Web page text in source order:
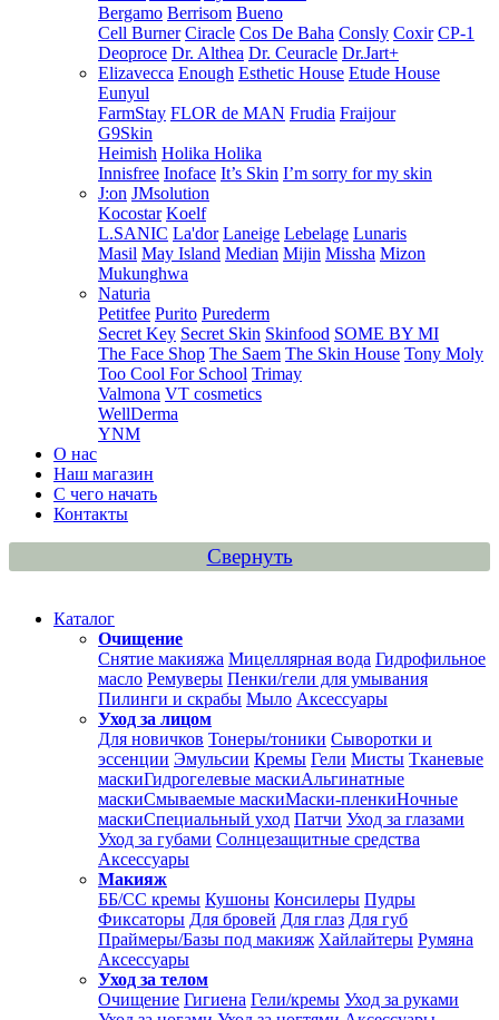
Bergamo Berrisom Bueno
Cell Burner Ciracle Cos De Baha Consly Coxir CP-1
Deoproce Dr. Althea Dr. Ceuracle Dr.Jart+
Elizavecca Enough Esthetic House Etude House
Eunyul
FarmStay FLOR de MAN Frudia Fraijour
G9Skin
Heimish Holika Holika
Innisfree Inoface It’s Skin I’m sorry for my skin
J:on JMsolution
Kocostar Koelf
L.SANIC La'dor Laneige Lebelage Lunaris
Masil May Island Median Mijin Missha Mizon
Mukunghwa
Naturia
Petitfee Purito Purederm
Secret Key Secret Skin Skinfood SOME BY MI
The Face Shop The Saem The Skin House Tony Moly
Too Cool For School Trimay
Valmona VT cosmetics
WellDerma
YNM
О нас
Наш магазин
С чего начать
Контакты
Свернуть
Каталог
Очищение
Снятие макияжа Мицеллярная вода Гидрофильное
масло Ремуверы Пенки/гели для умывания
Пилинги и скрабы Мыло Аксессуары
Уход за лицом
Для новичков Тонеры/тоники Сыворотки и
эссенции Эмульсии Кремы Гели Мисты Тканевые
маскиГидрогелевые маскиАльгинатные
маскиСмываемые маскиМаски-пленкиНочные
маскиСпециальный уход Патчи Уход за глазами
Уход за губами Солнцезащитные средства
Аксессуары
Макияж
ББ/СС кремы Кушоны Консилеры Пудры
Фиксаторы Для бровей Для глаз Для губ
Праймеры/Базы под макияж Хайлайтеры Румяна
Аксессуары
Уход за телом
Очищение Гигиена Гели/кремы Уход за руками